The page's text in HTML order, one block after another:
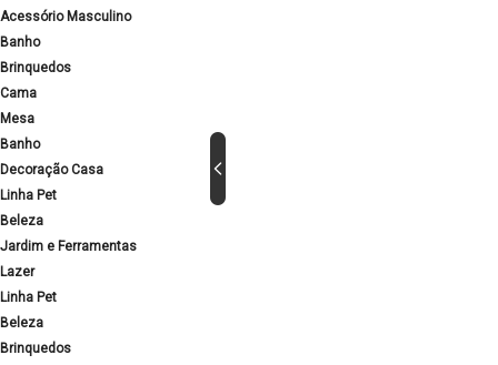
Acessório Masculino
Banho
Brinquedos
Cama
Mesa
Banho
Decoração Casa
Linha Pet
Beleza
Jardim e Ferramentas
Lazer
Linha Pet
Beleza
Brinquedos